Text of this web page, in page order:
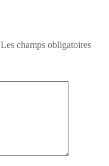
Les champs obligatoires